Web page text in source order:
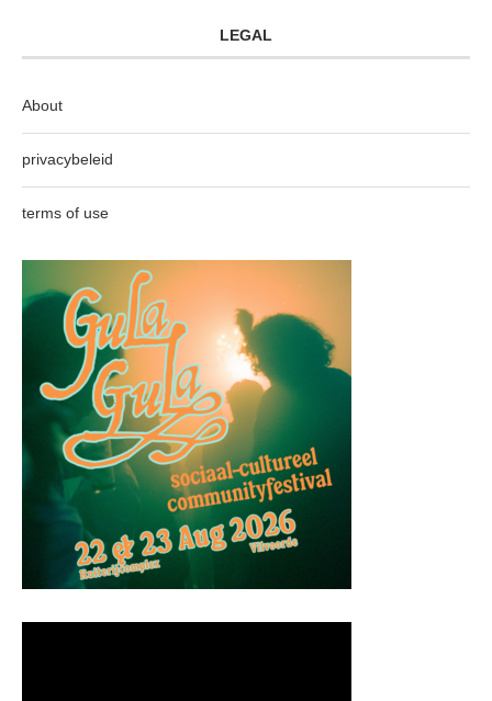
LEGAL
About
privacybeleid
terms of use